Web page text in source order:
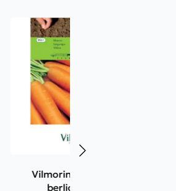
Vilmorin Καρότο bio
berlicum 9551